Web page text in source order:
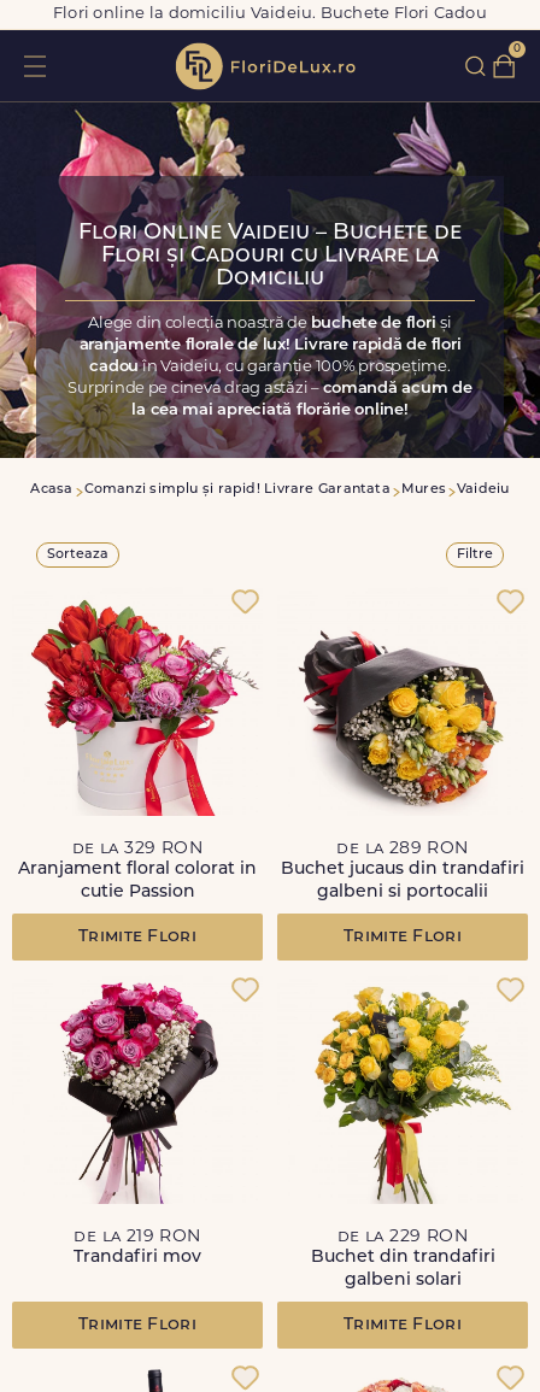
Flori online la domiciliu Vaideiu. Buchete Flori Cadou
0
Flori Online Vaideiu – Buchete de
Flori și Cadouri cu Livrare la
Domiciliu
Alege din colecția noastră de buchete de floriși
aranjamente florale de lux! Livrare rapidă de flori
cadouîn Vaideiu, cu garanție 100% prospețime.
Surprinde pe cineva drag astăzi –comandă acum de
la cea mai apreciată florărie online!
Acasa Comanzi simplu și rapid! Livrare Garantata Mures Vaideiu
Sorteaza Filtre
de la 329 RON
Aranjament floral colorat in
cutie Passion
Trimite Flori
de la 289 RON
Buchet jucaus din trandafiri
galbeni si portocalii
Trimite Flori
de la 219 RON
Trandafiri mov
Trimite Flori
de la 229 RON
Buchet din trandafiri
galbeni solari
Trimite Flori